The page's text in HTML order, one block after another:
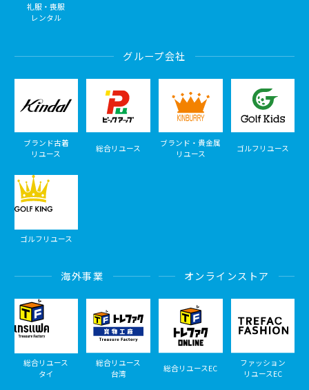
礼服・喪服
レンタル
グループ会社
ブランド古着
リユース
総合リユース
ブランド・貴金属
リユース
ゴルフリユース
ゴルフリユース
海外事業
総合リユース
タイ
総合リユース
台湾
オンラインストア
総合リユースEC
ファッション
リユースEC